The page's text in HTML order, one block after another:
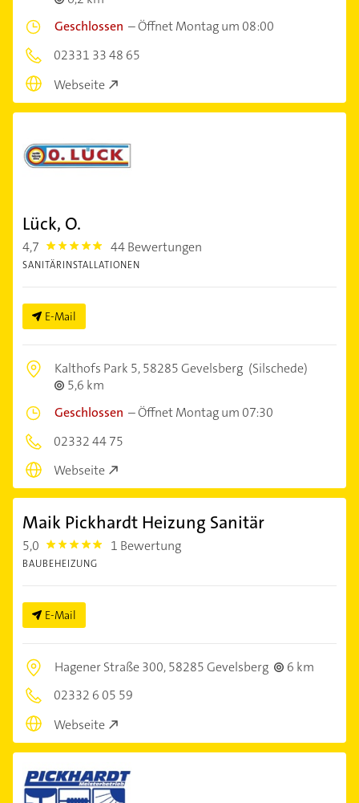
Geschlossen –Öffnet Montag um 08:00
02331 33 48 65
Webseite
Lück, O.
4,7 4.7000003 44 Bewertungen
SANITÄRINSTALLATIONEN
E-Mail
Kalthofs Park 5,58285 Gevelsberg (Silschede)
5,6 km
Geschlossen –Öffnet Montag um 07:30
02332 44 75
Webseite
Maik Pickhardt Heizung Sanitär
5,0 5.0 1 Bewertung
BAUBEHEIZUNG
E-Mail
Hagener Straße 300,58285 Gevelsberg
6 km
02332 6 05 59
Webseite